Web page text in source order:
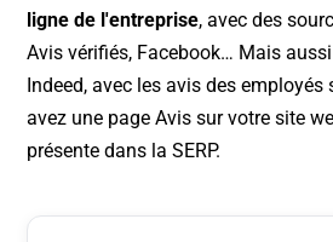
ligne de l'entreprise, avec des
Avis vérifiés, Facebook… Mais
Indeed, avec les avis des
avez une page Avis sur votre site
présente dans la SERP.